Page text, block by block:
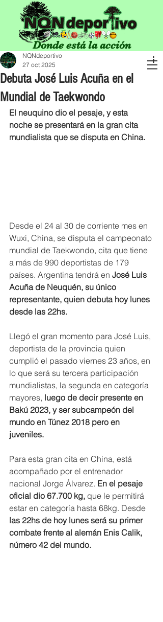
Donde está la acción
Debuta José Luis Acuña en el
Mundial de Taekwondo
NQNdeportivo
27 oct 2025
El neuquino dio el pesaje, y esta
noche se presentará en la gran cita
mundialista que se disputa en China.
Desde el 24 al 30 de corriente mes en
Wuxi, China, se disputa el campeonato
mundial de Taekwondo, cita que tiene
a más de 990 deportistas de 179
países. Argentina tendrá en José Luis
Acuña de Neuquén, su único
representante, quien debuta hoy lunes
desde las 22hs.
Llegó el gran momento para José Luis,
deportista de la provincia quien
cumplió el pasado viernes 23 años, en
lo que será su tercera participación
mundialistas, la segunda en categoría
mayores, luego de decir presente en
Bakú 2023, y ser subcampeón del
mundo en Túnez 2018 pero en
juveniles.
Para esta gran cita en China, está
acompañado por el entrenador
nacional Jorge Álvarez. En el pesaje
oficial dio 67.700 kg, que le permitirá
estar en categoría hasta 68kg. Desde
las 22hs de hoy lunes será su primer
combate frente al alemán Enis Calik,
número 42 del mundo.